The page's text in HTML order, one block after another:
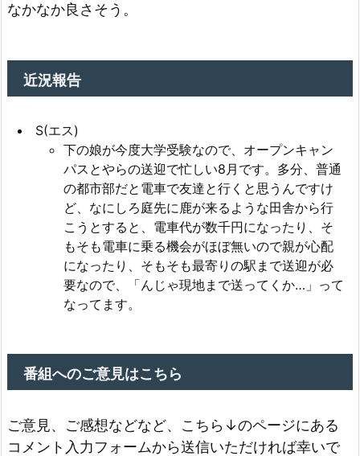
なかなか良さそう。
近況報告
S(エス)
下の娘が今度大学受験なので、オープンキャン
パスとやらの送迎で忙しい8月です。多分、普通
の都市部だと電車で友達と行くと思うんですけ
ど、なにしろ庭先に鹿が来るような田舎から行
こうとすると、電車代が数千円になったり、そ
もそも電車に乗る機会がほぼ無いので親が心配
になったり、そもそも最寄りの駅まで送迎が必
要なので、「んじゃ現地まで送ってくか…」って
なってます。
番組へのご意見はこちら
ご意見、ご感想などなど、こちら↓のページにある
コメント入力フォームから送信いただければ幸いで